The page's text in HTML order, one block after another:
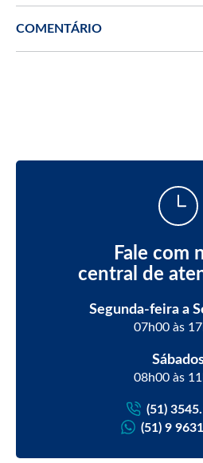
COMENTÁRIO
Fale com
central de
Segunda-feira a
07h00 às
08h00 às
(51)
(51) 9